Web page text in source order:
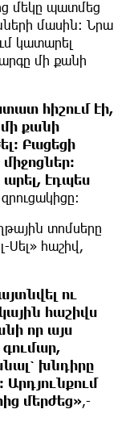
մեկը պատմեց
մասին։ Նրա
կատարել
մի քանի
հիշում էի,
քանի
Բացեցի
արել, էդպես
տոմսերը
Սել» հաշիվ,
ու
հաշիվս
որ այս
խնդիրը
Արդյունքում
մերժեց»,-